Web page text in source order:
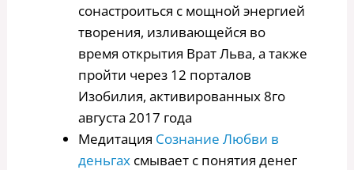
сонастроиться с мощной энергией
творения, изливающейся во
время открытия Врат Льва, а также
пройти через 12 порталов
Изобилия, активированных 8го
августа 2017 года
Медитация Сознание Любви в
деньгахсмывает с понятия денег